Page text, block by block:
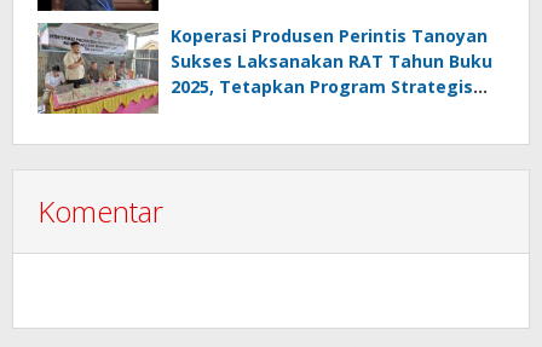
Melanggar Aturan”
Koperasi Produsen Perintis Tanoyan
Sukses Laksanakan RAT Tahun Buku
2025, Tetapkan Program Strategis
Komentar